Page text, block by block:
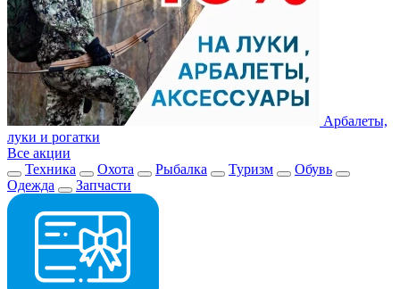
Арбалеты,
луки и рогатки
Все акции
Техника
Охота Рыбалка Туризм
Обувь
Одежда
Запчасти